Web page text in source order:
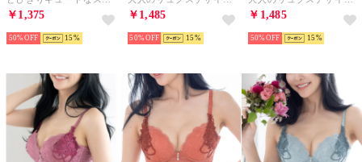
￥1,375
50% 15
￥1,485
50% 15
￥1,485
50% 15